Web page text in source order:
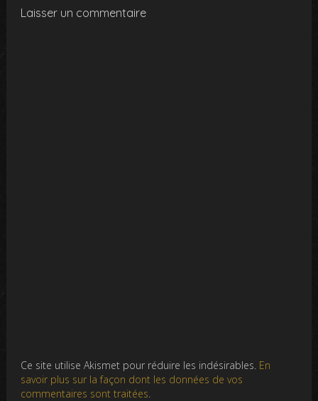
Laisser un commentaire
Ce site utilise Akismet pour réduire les indésirables. En
savoir plus sur la façon dont les données de vos
commentaires sont traitées.